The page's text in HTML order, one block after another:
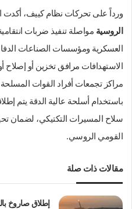
ورداً على تحركات نظام كييف، أكدت
الروسية مواصلة تنفيذ ضربات
العسكرية ومؤسسات الصناعات
الاستهدافات مرافق تخزين أو إصلاح
مراكز تجمعات أفراد القوات المسلحة
باستخدام أسلحة عالية الدقة يتم
سلاح المسيرات التكتيكي، لضمان
القومي الروسي.
مقالات ذات صلة
إطلاق صاروخ